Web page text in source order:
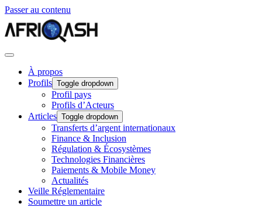
Passer au contenu
À propos
Profils Toggle dropdown
Profil pays
Profils d’Acteurs
Articles Toggle dropdown
Transferts d’argent internationaux
Finance & Inclusion
Régulation & Écosystèmes
Technologies Financières
Paiements & Mobile Money
Actualités
Veille Réglementaire
Soumettre un article